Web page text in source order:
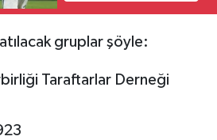
gruplar şöyle:
Taraftarlar Derneği